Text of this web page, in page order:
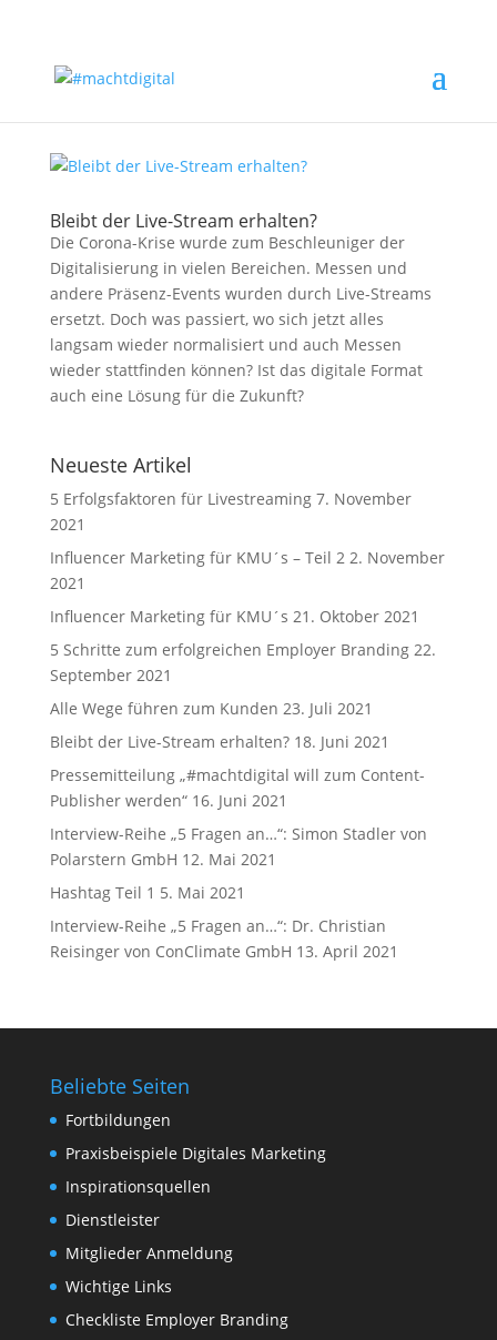
Bleibt der Live-Stream erhalten?
Die Corona-Krise wurde zum Beschleuniger der
Digitalisierung in vielen Bereichen. Messen und
andere Präsenz-Events wurden durch Live-Streams
ersetzt. Doch was passiert, wo sich jetzt alles
langsam wieder normalisiert und auch Messen
wieder stattfinden können? Ist das digitale Format
auch eine Lösung für die Zukunft?
Neueste Artikel
5 Erfolgsfaktoren für Livestreaming 7. November
2021
Influencer Marketing für KMU´s – Teil 2 2. November
2021
Influencer Marketing für KMU´s 21. Oktober 2021
5 Schritte zum erfolgreichen Employer Branding 22.
September 2021
Alle Wege führen zum Kunden 23. Juli 2021
Bleibt der Live-Stream erhalten? 18. Juni 2021
Pressemitteilung „#machtdigital will zum Content-
Publisher werden“ 16. Juni 2021
Interview-Reihe „5 Fragen an…“: Simon Stadler von
Polarstern GmbH 12. Mai 2021
Hashtag Teil 1 5. Mai 2021
Interview-Reihe „5 Fragen an…“: Dr. Christian
Reisinger von ConClimate GmbH 13. April 2021
Beliebte Seiten
Fortbildungen
Praxisbeispiele Digitales Marketing
Inspirationsquellen
Dienstleister
Mitglieder Anmeldung
Wichtige Links
Checkliste Employer Branding